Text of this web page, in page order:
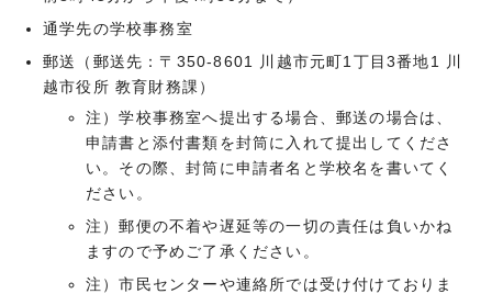
通学先の学校事務室
郵送（郵送先：〒350-8601 川越市元町1丁目3番地1 川
越市役所 教育財務課）
注）学校事務室へ提出する場合、郵送の場合は、
申請書と添付書類を封筒に入れて提出してくださ
い。その際、封筒に申請者名と学校名を書いてく
ださい。
注）郵便の不着や遅延等の一切の責任は負いかね
ますので予めご了承ください。
注）市民センターや連絡所では受け付けておりま